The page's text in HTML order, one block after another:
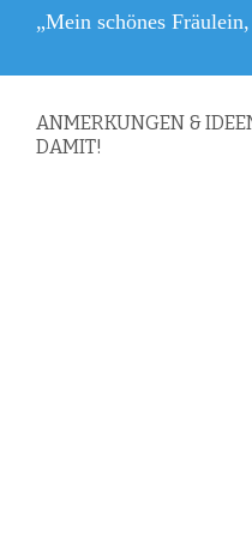
Nächster
„Mein schönes
ANMERKUNGEN &
DAMIT!